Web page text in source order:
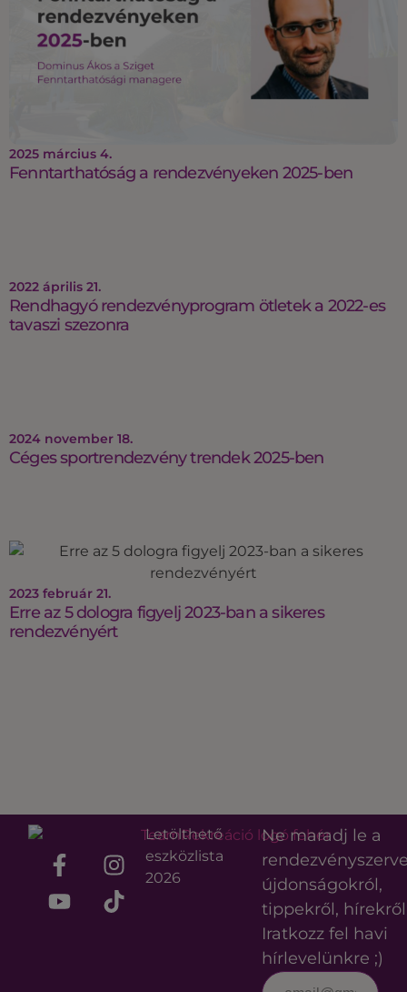
2025 március 4.
Fenntarthatóság a rendezvényeken 2025-ben
2022 április 21.
Rendhagyó rendezvényprogram ötletek a 2022-es
tavaszi szezonra
2024 november 18.
Céges sportrendezvény trendek 2025-ben
2023 február 21.
Erre az 5 dologra figyelj 2023-ban a sikeres
rendezvényért
Letölthető
eszközlista
2026
Ne maradj le a
újdonságokról,
tippekről,
Iratkozz fel havi
hírlevelünkre ;)